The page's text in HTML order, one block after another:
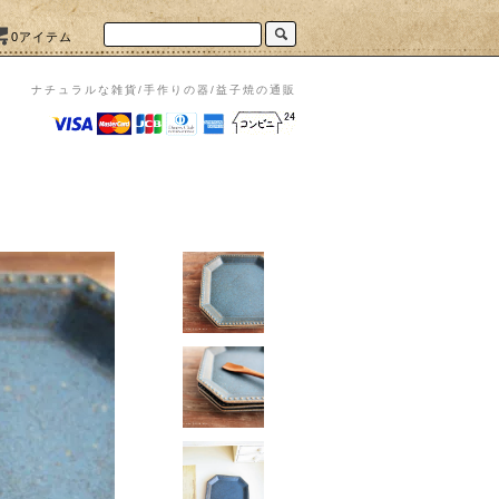
0アイテム
ナチュラルな雑貨/手作りの器/益子焼の通販